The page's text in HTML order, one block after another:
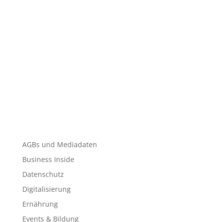
AGBs und Mediadaten
Business Inside
Datenschutz
Digitalisierung
Ernährung
Events & Bildung